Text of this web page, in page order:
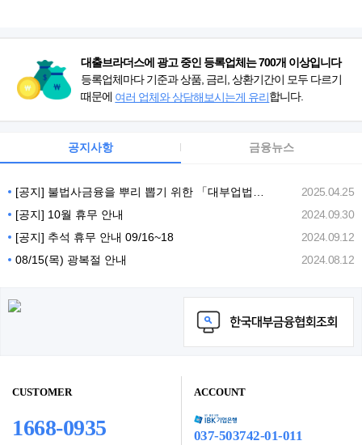
대출브라더스에 광고 중인 등록업체는 700개 이상입니다
등록업체마다 기준과 상품, 금리, 상환기간이 모두 다르기
때문에 여러 업체와 상담해보시는게 유리합니다.
공지사항 금융뉴스
[공지] 불법사금융을 뿌리 뽑기 위한 「대부업법」 개정안 (25년 7월)
2025.04.25
[공지] 10월 휴무 안내
2024.09.30
[공지] 추석 휴무 안내 09/16~18
2024.09.12
08/15(목) 광복절 안내
2024.08.12
CUSTOMER
1668-0935
ACCOUNT
037-503742-01-011